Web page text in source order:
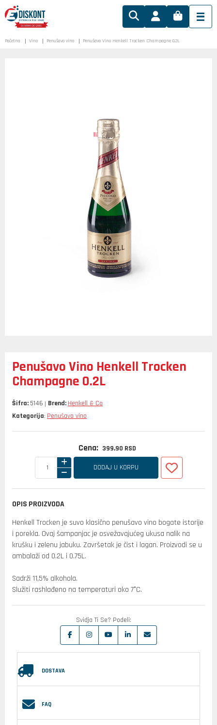
Početna Vino Penušavo vino Penušavo Vino Henkell Trocken Champagne 0.2L
Penušavo Vino Henkell Trocken
Champagne 0.2L
Šifra: 5146 Brend: Henkell & Co
Kategorija: Penušavo vino
Cena: 399,90 RSD
DODAJ U KORPU
OPIS PROIZVODA
Henkell Trocken je suvo klasično penušavo vino bogate istorije
i porekla. Ovaj šampanjac je osvežavajućeg ukusa nalik na
krušku i zelenu jabuku. Završetak je čist i lagan. Proizvodi se u
ambalaži od 0.2L i 0.75L.
Sadrži 11,5% alkohola.
Služiti rashlađeno na temperaturi oko 7°C.
Svidja Ti Se? Podeli:
DOSTAVA
FAQ